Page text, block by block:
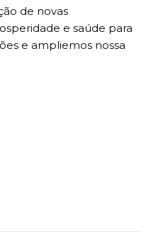
de novas
e saúde para
e ampliemos nossa